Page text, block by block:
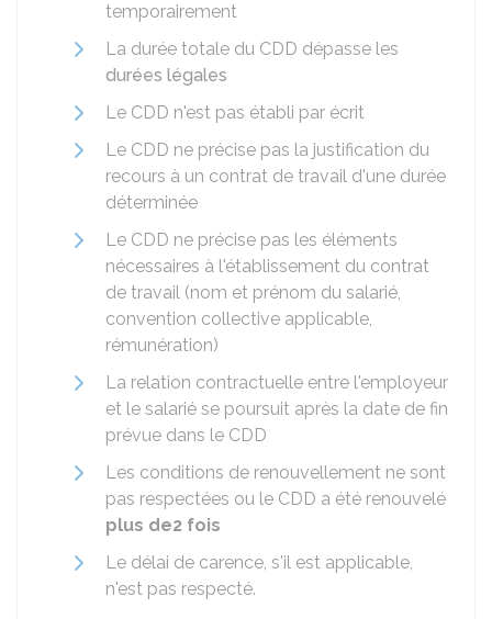
temporairement
La durée totale du CDD dépasse les
durées légales
Le CDD n'est pas établi par écrit
Le CDD ne précise pas la justification du
recours à un contrat de travail d'une durée
déterminée
Le CDD ne précise pas les éléments
nécessaires à l'établissement du contrat
de travail (nom et prénom du salarié,
convention collective applicable,
rémunération)
La relation contractuelle entre l'employeur
et le salarié se poursuit après la date de fin
prévue dans le CDD
Les conditions de renouvellement ne sont
pas respectées ou le CDD a été renouvelé
plus de2 fois
Le délai de carence, s'il est applicable,
n'est pas respecté.